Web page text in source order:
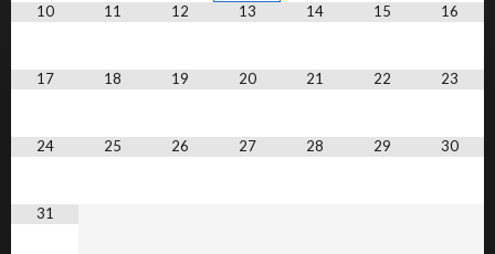
10 11 12 13 14 15 16
17 18 19 20 21 22 23
24 25 26 27 28 29 30
31